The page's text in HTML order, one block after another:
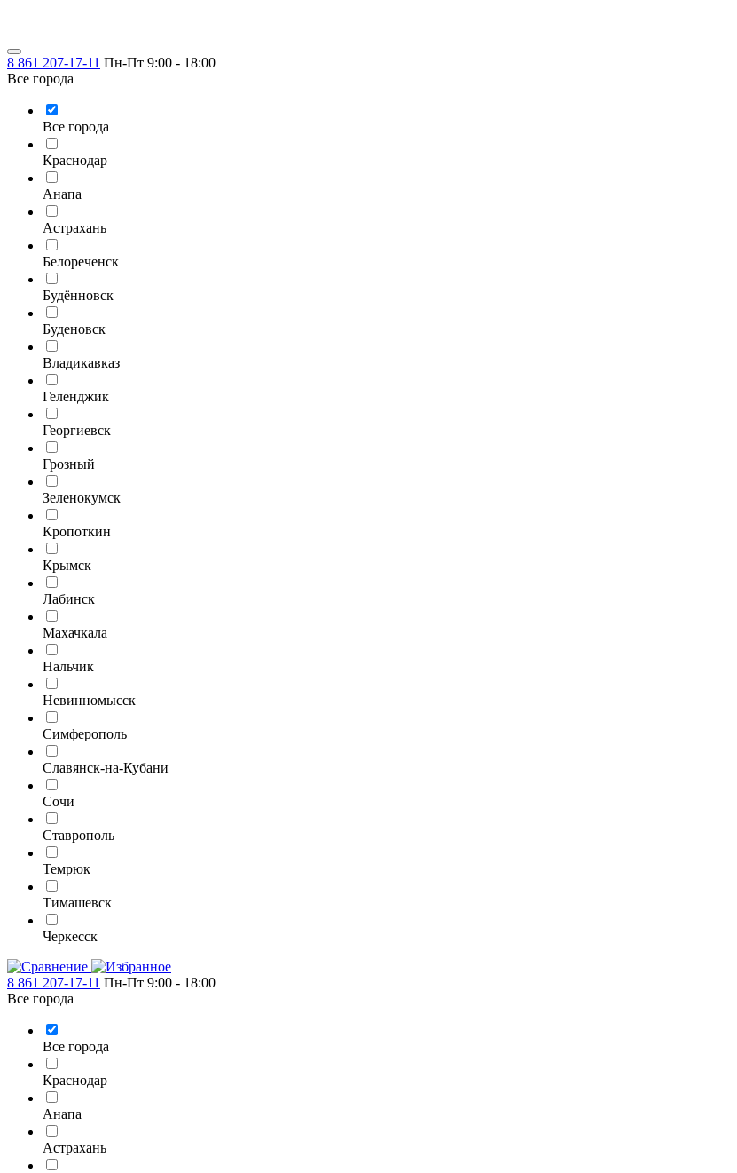
8 861 207-17-11 Пн-Пт 9:00 - 18:00
Все города
Все города
Краснодар
Анапа
Астрахань
Белореченск
Будённовск
Буденовск
Владикавказ
Геленджик
Георгиевск
Грозный
Зеленокумск
Кропоткин
Крымск
Лабинск
Махачкала
Нальчик
Невинномысск
Симферополь
Славянск-на-Кубани
Сочи
Ставрополь
Темрюк
Тимашевск
Черкесск
8 861 207-17-11 Пн-Пт 9:00 - 18:00
Все города
Все города
Краснодар
Анапа
Астрахань